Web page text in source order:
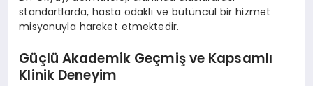
standartlarda, hasta odaklı ve bütüncül bir hizmet
misyonuyla hareket etmektedir.
Güçlü Akademik Geçmiş ve Kapsamlı
Klinik Deneyim